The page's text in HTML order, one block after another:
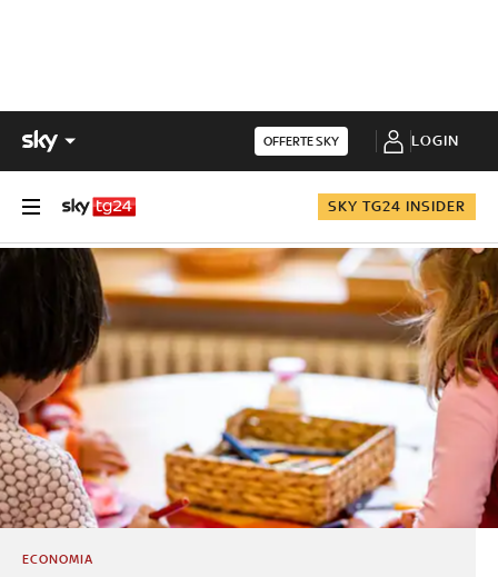
OFFERTE SKY LOGIN
SKY TG24 INSIDER
ECONOMIA